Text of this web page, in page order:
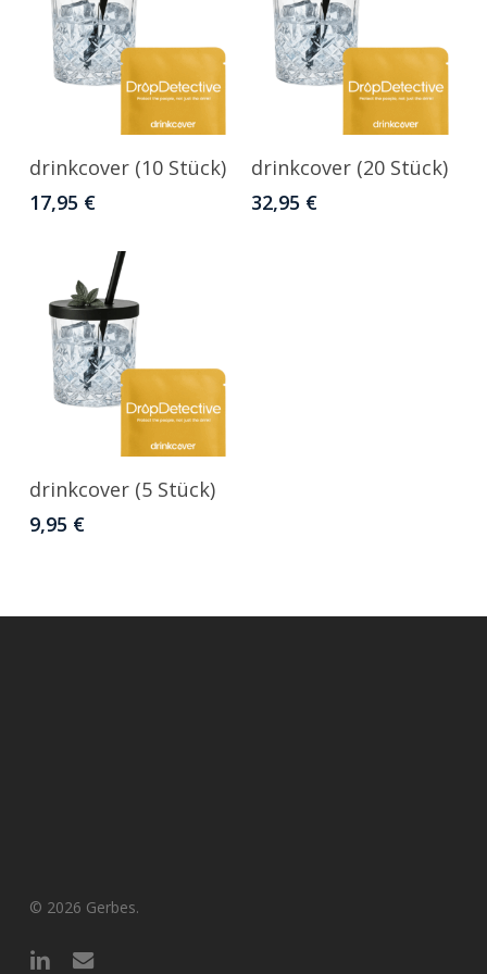
In Den Warenkorb
drinkcover (10 Stück)
17,95 €
In Den Warenkorb
drinkcover (20 Stück)
32,95 €
In Den Warenkorb
drinkcover (5 Stück)
9,95 €
© 2026 Gerbes.
linkedinemail